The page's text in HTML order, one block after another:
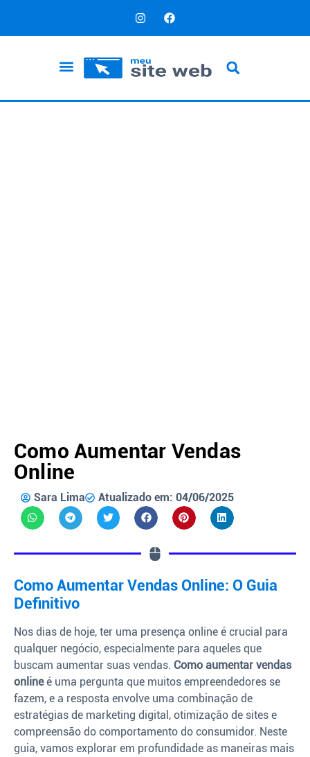
Como Aumentar Vendas
Online
Sara Lima Atualizado em: 04/06/2025
Como Aumentar Vendas Online: O Guia
Definitivo
Nos dias de hoje, ter uma presença online é crucial para
qualquer negócio, especialmente para aqueles que
buscam aumentar suas vendas. Como aumentar vendas
onlineé uma pergunta que muitos empreendedores se
fazem, e a resposta envolve uma combinação de
estratégias de marketing digital, otimização de sites e
compreensão do comportamento do consumidor. Neste
guia, vamos explorar em profundidade as maneiras mais